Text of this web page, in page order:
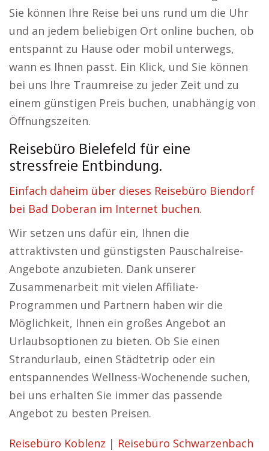
Sie können Ihre Reise bei uns rund um die Uhr
und an jedem beliebigen Ort online buchen, ob
entspannt zu Hause oder mobil unterwegs,
wann es Ihnen passt. Ein Klick, und Sie können
bei uns Ihre Traumreise zu jeder Zeit und zu
einem günstigen Preis buchen, unabhängig von
Öffnungszeiten.
Reisebüro Bielefeld für eine
stressfreie Entbindung.
Einfach daheim über dieses Reisebüro Biendorf
bei Bad Doberan im Internet buchen.
Wir setzen uns dafür ein, Ihnen die
attraktivsten und günstigsten Pauschalreise-
Angebote anzubieten. Dank unserer
Zusammenarbeit mit vielen Affiliate-
Programmen und Partnern haben wir die
Möglichkeit, Ihnen ein großes Angebot an
Urlaubsoptionen zu bieten. Ob Sie einen
Strandurlaub, einen Städtetrip oder ein
entspannendes Wellness-Wochenende suchen,
bei uns erhalten Sie immer das passende
Angebot zu besten Preisen.
Reisebüro Koblenz | Reisebüro Schwarzenbach